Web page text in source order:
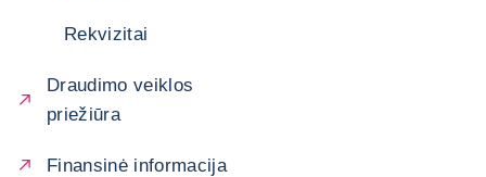
Rekvizitai
Draudimo veiklos
priežiūra
Finansinė informacija